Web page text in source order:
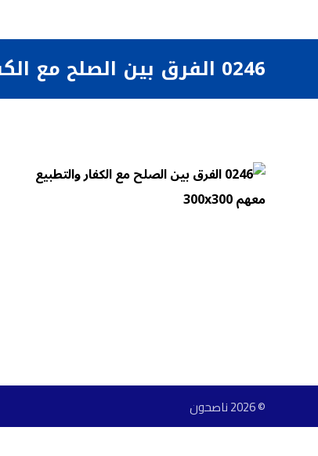
0246 الفرق بين الصلح مع الكفار والتطبيع معهم
© 2026 ناصحون